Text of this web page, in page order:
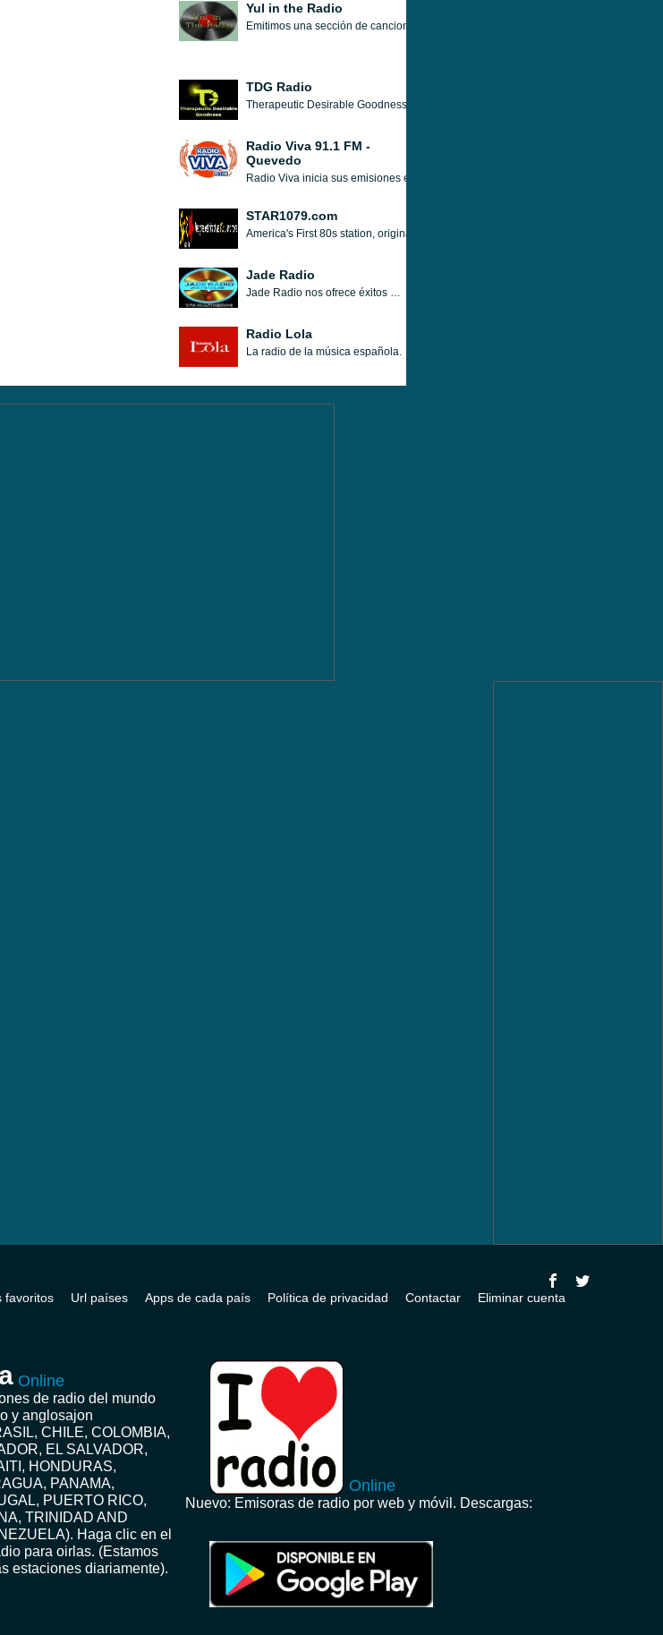
Yul in the Radio
Emitimos una sección de canciones más conocidas y escuchadas en los 80's y 90's
TDG Radio
Therapeutic Desirable Goodness radio station is broadcasted from Trinidad &
Radio Viva 91.1 FM -
Quevedo
Radio Viva inicia sus emisiones en 1988, en la ciudad de Quevedo, la
STAR1079.com
America's First 80s station, originally an FM station operating as WXST and
Jade Radio
Jade Radio nos ofrece éxitos de los años 70s.
Radio Lola
La radio de la música española.
favoritos Url países Apps de cada país Política de privacidad Contactar
Eliminar cuenta
Online
de radio del mundo
y anglosajon
CHILE, COLOMBIA,
EL SALVADOR,
HONDURAS,
PANAMA,
PUERTO RICO,
TRINIDAD AND
Haga clic en el
para oirlas. (Estamos
estaciones diariamente).
Online
Nuevo: Emisoras de radio por web y móvil. Descargas: